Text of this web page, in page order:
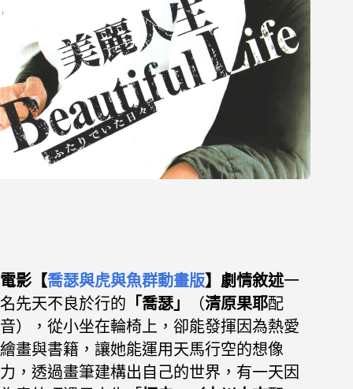
電影【喬瑟與虎與魚群動畫版】 劇情敘述一
名先天不良於行的 「喬瑟」 （清原果耶配
音），從小坐在輪椅上，卻能發揮因為熱愛
繪畫與書籍，讓她能運用天馬行空的想像
力，透過畫筆建構出自己的世界，有一天因